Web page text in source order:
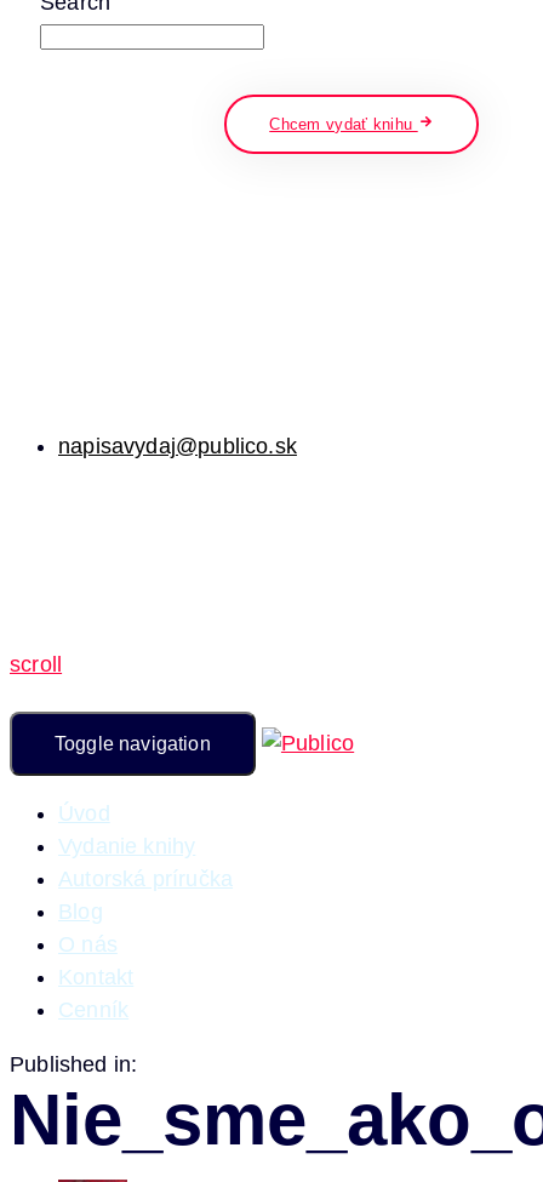
Chcem vydať knihu
napisavydaj@publico.sk
scroll
Toggle navigation
Úvod
Vydanie knihy
Autorská príručka
Blog
O nás
Kontakt
Cenník
Published in: